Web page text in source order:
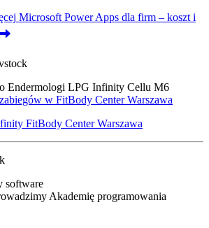
Microsoft Power Apps dla firm – koszt i
w FitBody Center Warszawa
FitBody Center Warszawa
software
Akademię programowania